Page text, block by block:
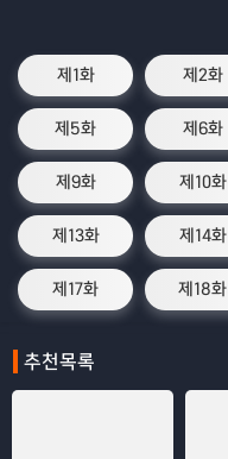
제1화 제2화
제5화 제6화
제9화 제10화
제13화 제14화
제17화 제18화
추천목록